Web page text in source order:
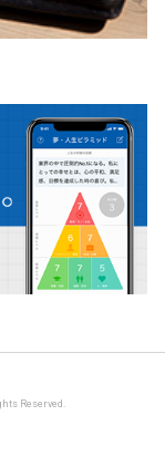
Reserved.